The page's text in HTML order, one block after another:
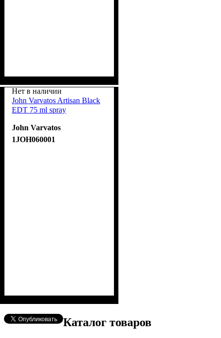
Нет в наличии
John Varvatos Artisan Black
EDT 75 ml spray
John Varvatos
1JOH060001
Каталог товаров